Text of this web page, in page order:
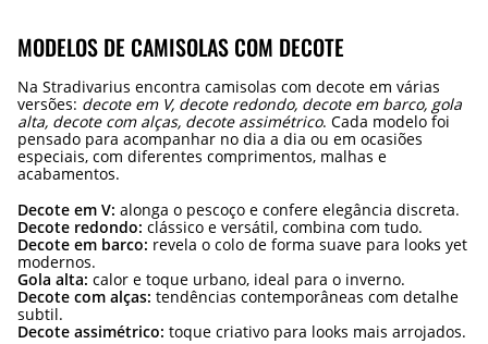
MODELOS DE CAMISOLAS COM DECOTE
Na Stradivarius encontra camisolas com decote em várias
versões: decote em V, decote redondo, decote em barco, gola
alta, decote com alças, decote assimétrico. Cada modelo foi
pensado para acompanhar no dia a dia ou em ocasiões
especiais, com diferentes comprimentos, malhas e
acabamentos.
Decote em V: alonga o pescoço e confere elegância discreta.
Decote redondo: clássico e versátil, combina com tudo.
Decote em barco: revela o colo de forma suave para looks yet
modernos.
Gola alta: calor e toque urbano, ideal para o inverno.
Decote com alças: tendências contemporâneas com detalhe
subtil.
Decote assimétrico: toque criativo para looks mais arrojados.